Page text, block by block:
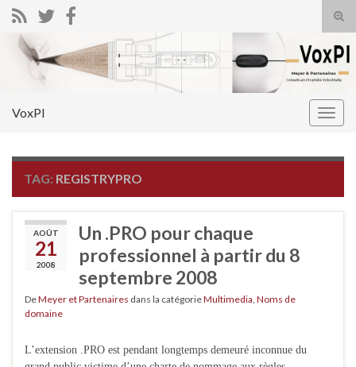
Search for:
VoxPI
TAG: REGISTRYPRO
AOÛT
21
2008
Un .PRO pour chaque
professionnel à partir du 8
septembre 2008
DeMeyer et Partenaires dans la catégorieMultimedia Noms de
domaine
L’extension .PRO est pendant longtemps demeuré inconnue du